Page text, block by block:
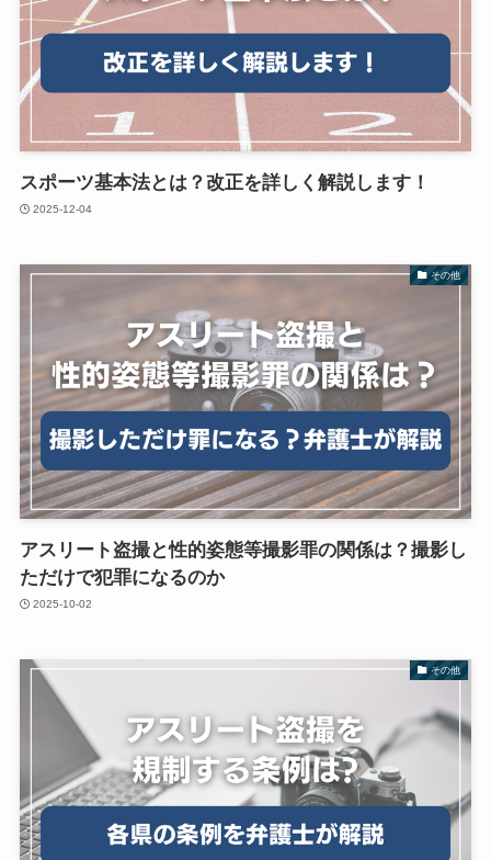
スポーツ基本法とは？改正を詳しく解説します！
2025-12-04
その他
アスリート盗撮と性的姿態等撮影罪の関係は？撮影し
ただけで犯罪になるのか
2025-10-02
その他